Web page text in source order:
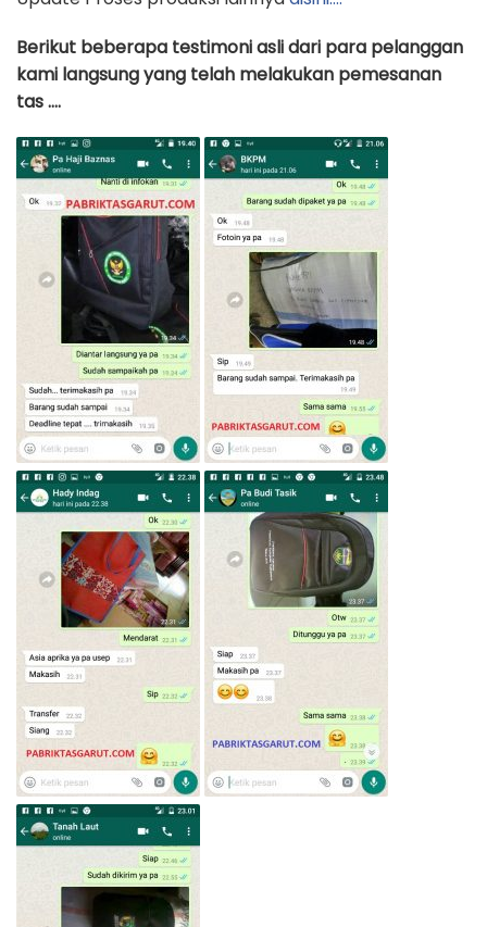
Berikut beberapa testimoni asli dari para pelanggan
kami langsung yang telah melakukan pemesanan
tas ….